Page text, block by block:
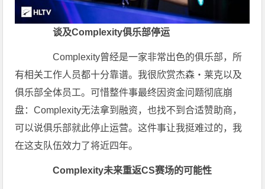
谈及Complexity俱乐部停运
Complexity曾经是一家非常出色的俱乐部，所
有相关工作人员都十分靠谱。我很欣赏杰森・莱克以及
俱乐部全体员工。可惜整件事最终因资金问题彻底崩
盘：Complexity无法拿到融资，也找不到合适赞助商，
可以说俱乐部就此停止运营。这件事让我挺难过的，我
在这支队伍效力了将近四年。
Complexity未来重返CS赛场的可能性